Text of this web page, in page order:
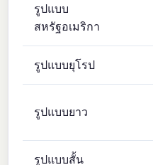
รูปแบบ
สหรัฐอเมริกา
รูปแบบยุโรป
รูปแบบยาว
รูปแบบสั้น